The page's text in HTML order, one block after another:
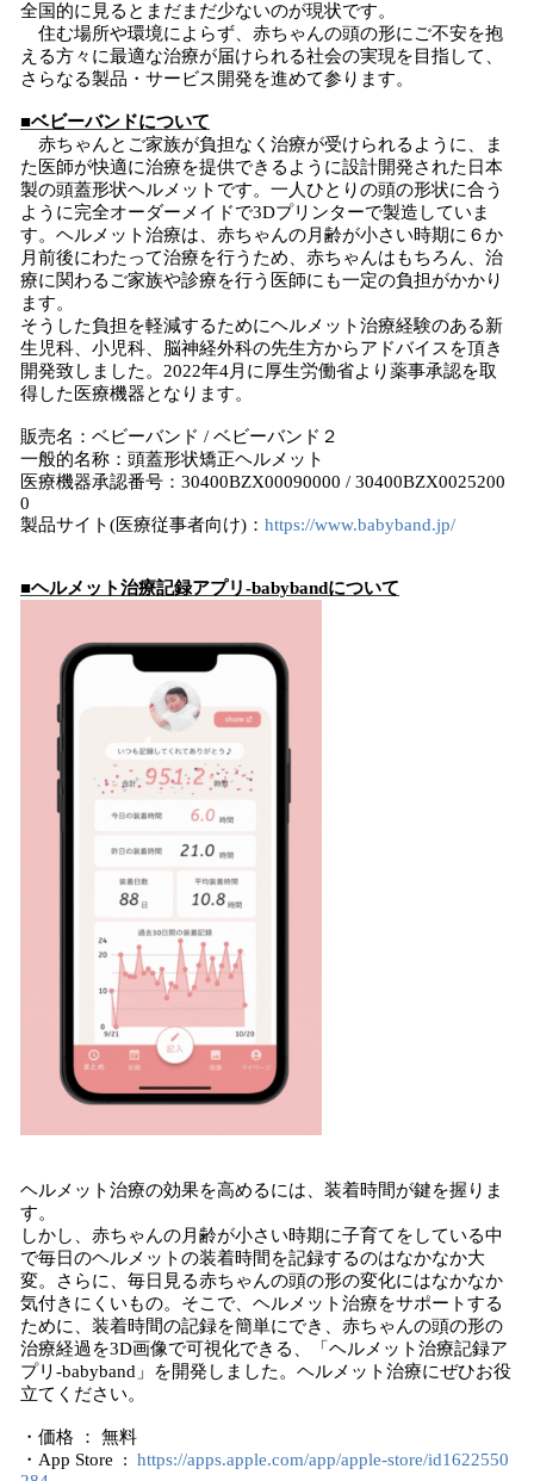
全国的に見るとまだまだ少ないのが現状です。
住む場所や環境によらず、赤ちゃんの頭の形にご不安を抱
える方々に最適な治療が届けられる社会の実現を目指して、
さらなる製品・サービス開発を進めて参ります。
■ベビーバンドについて
赤ちゃんとご家族が負担なく治療が受けられるように、ま
た医師が快適に治療を提供できるように設計開発された日本
製の頭蓋形状ヘルメットです。一人ひとりの頭の形状に合う
ように完全オーダーメイドで3Dプリンターで製造していま
す。ヘルメット治療は、赤ちゃんの月齢が小さい時期に６か
月前後にわたって治療を行うため、赤ちゃんはもちろん、治
療に関わるご家族や診療を行う医師にも一定の負担がかかり
ます。
そうした負担を軽減するためにヘルメット治療経験のある新
生児科、小児科、脳神経外科の先生方からアドバイスを頂き
開発致しました。2022年4月に厚生労働省より薬事承認を取
得した医療機器となります。
販売名：ベビーバンド / ベビーバンド２
一般的名称：頭蓋形状矯正ヘルメット
医療機器承認番号：30400BZX00090000 / 30400BZX0025200
0
製品サイト(医療従事者向け)： https://www.babyband.jp/
■ヘルメット治療記録アプリ-babybandについて
ヘルメット治療の効果を高めるには、装着時間が鍵を握りま
す。
しかし、赤ちゃんの月齢が小さい時期に子育てをしている中
で毎日のヘルメットの装着時間を記録するのはなかなか大
変。さらに、毎日見る赤ちゃんの頭の形の変化にはなかなか
気付きにくいもの。そこで、ヘルメット治療をサポートする
ために、装着時間の記録を簡単にでき、赤ちゃんの頭の形の
治療経過を3D画像で可視化できる、「ヘルメット治療記録ア
プリ-babyband」を開発しました。ヘルメット治療にぜひお役
立てください。
・価格 ： 無料
・App Store : https://apps.apple.com/app/apple-store/id1622550